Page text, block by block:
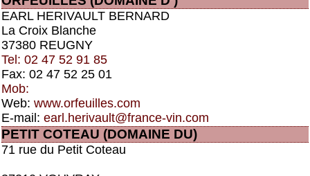
EARL HERIVAULT BERNARD
La Croix Blanche
37380 REUGNY
Tel: 02 47 52 91 85
Fax: 02 47 52 25 01
Mob:
Web: www.orfeuilles.com
E-mail: earl.herivault@france-vin.com
PETIT COTEAU (DOMAINE DU)
71 rue du Petit Coteau